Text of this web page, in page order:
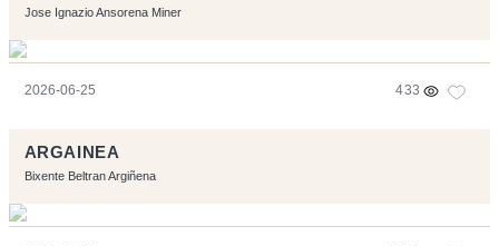
Jose Ignazio Ansorena Miner
2026-06-25 433
ARGAINEA
Bixente Beltran Argiñena